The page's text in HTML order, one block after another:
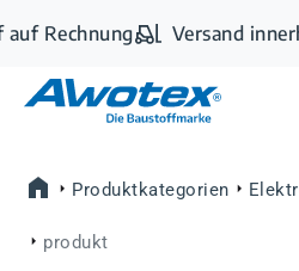
Zum Hauptinhalt springen
Rechnung Versand
Produktkategorien
produkt